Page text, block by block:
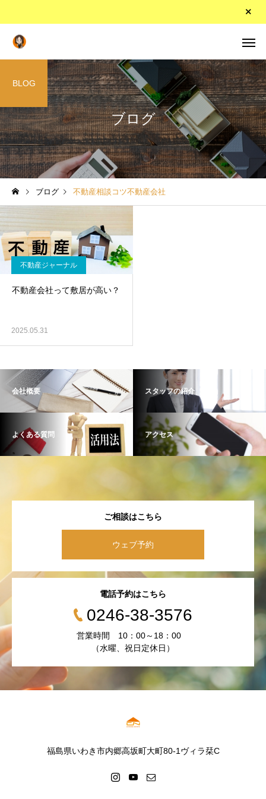
ブログ
BLOG
ブログ 不動産相談コツ不動産会社
不動産ジャーナル
不動産会社って敷居が高い？
2025.05.31
会社概要 スタッフの紹介
よくある質問 アクセス
ご相談はこちら
ウェブ予約
電話予約はこちら
0246-38-3576
営業時間 10：00～18：00
（水曜、祝日定休日）
福島県いわき市内郷高坂町大町80-1ヴィラ栞C